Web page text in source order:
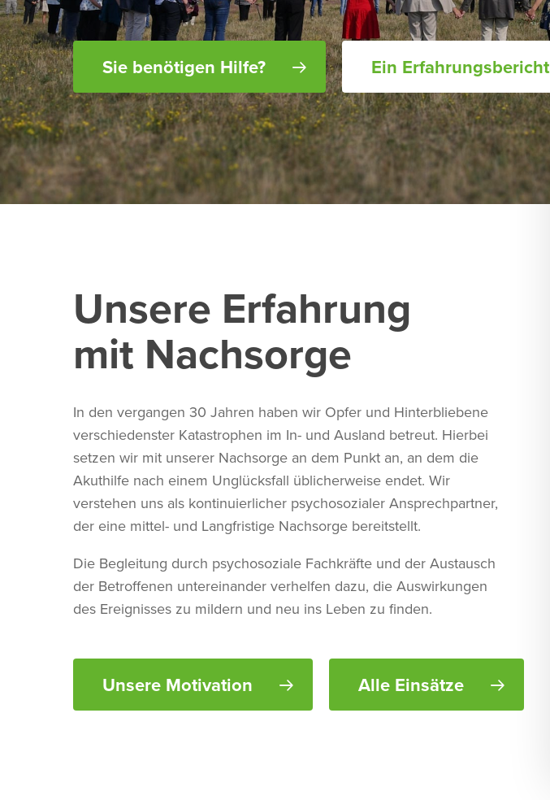
Sie benötigen Hilfe? Ein Erfahrungsbericht
Unsere Erfahrung
mit Nachsorge
In den vergangen 30 Jahren haben wir Opfer und Hinterbliebene
verschiedenster Katastrophen im In- und Ausland betreut. Hierbei
setzen wir mit unserer Nachsorge an dem Punkt an, an dem die
Akuthilfe nach einem Unglücksfall üblicherweise endet. Wir
verstehen uns als kontinuierlicher psychosozialer Ansprechpartner,
der eine mittel- und Langfristige Nachsorge bereitstellt.
Die Begleitung durch psychosoziale Fachkräfte und der Austausch
der Betroffenen untereinander verhelfen dazu, die Auswirkungen
des Ereignisses zu mildern und neu ins Leben zu finden.
Unsere Motivation Alle Einsätze